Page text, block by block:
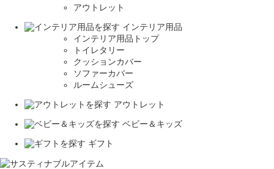
アウトレット
インテリア用品
インテリア用品トップ
トイレタリー
クッションカバー
ソファーカバー
ルームシューズ
アウトレット
ベビー＆キッズ
ギフト